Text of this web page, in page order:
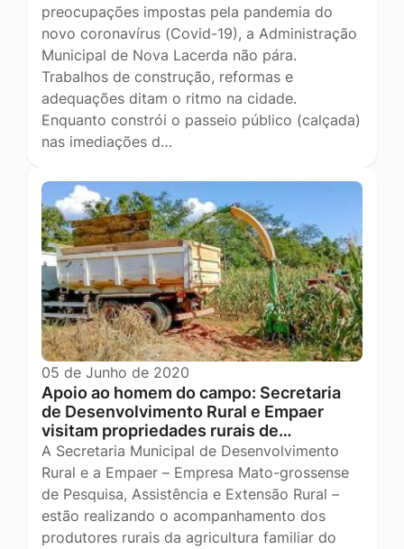
preocupações impostas pela pandemia do
novo coronavírus (Covid-19), a Administração
Municipal de Nova Lacerda não pára.
Trabalhos de construção, reformas e
adequações ditam o ritmo na cidade.
Enquanto constrói o passeio público (calçada)
nas imediações d…
05 de Junho de 2020
Apoio ao homem do campo: Secretaria
de Desenvolvimento Rural e Empaer
visitam propriedades rurais de…
A Secretaria Municipal de Desenvolvimento
Rural e a Empaer – Empresa Mato-grossense
de Pesquisa, Assistência e Extensão Rural –
estão realizando o acompanhamento dos
produtores rurais da agricultura familiar do